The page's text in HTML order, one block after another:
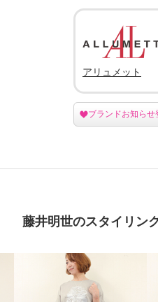
アリュメット
ブランドお知らせ
藤井明世のスタイリン